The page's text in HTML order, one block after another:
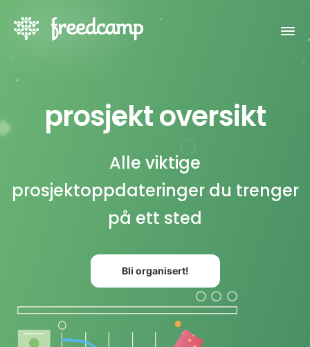
prosjekt oversikt
Alle viktige
prosjektoppdateringer du trenger
på ett sted
Bli organisert!